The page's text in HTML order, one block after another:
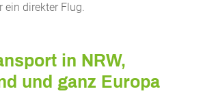
ein direkter Flug.
in NRW,
und ganz Europa